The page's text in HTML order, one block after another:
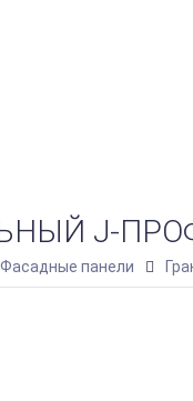
J-
Фасадные панели